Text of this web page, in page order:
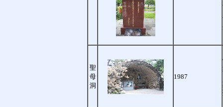
聖
母
洞
1987